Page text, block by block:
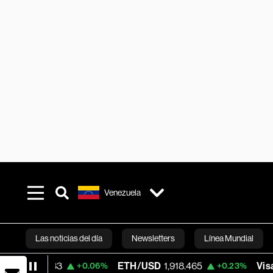
Venezuela
Las noticias del día Newsletters Línea Mundial
Bloomberg
ETH/USD 1,918.465 +0.23% Visa 362.50 -